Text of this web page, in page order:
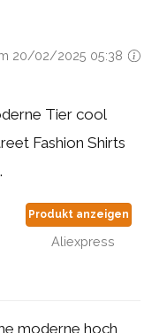
20/02/2025 05:38
Tier cool
Fashion Shirts
Produkt anzeigen
Aliexpress
moderne hoch